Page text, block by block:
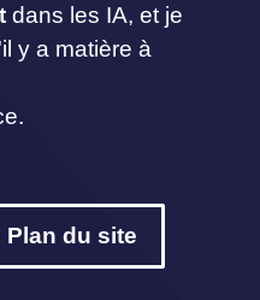
dans les IA, et je
y a matière à
Plan du site